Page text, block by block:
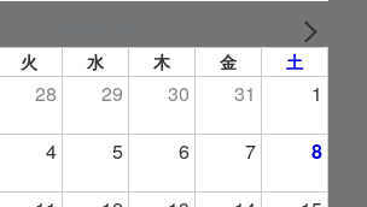
火 水 木 金 土
28 29 30 31 1
4 5 6 7 8